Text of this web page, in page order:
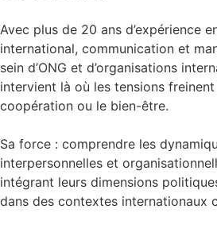
Avec plus de 20 ans d’expérience
international, communication et
sein d’ONG et d’organisations
intervient là où les tensions
coopération ou le bien-être.
Sa force : comprendre les
interpersonnelles et
intégrant leurs dimensions
dans des contextes internationaux